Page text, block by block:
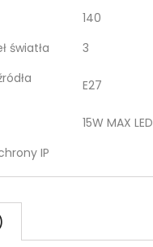
140
światła
3
E27
15W MAX LED
IP